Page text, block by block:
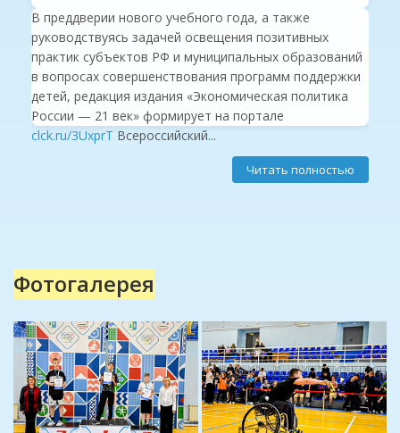
В преддверии нового учебного года, а также
руководствуясь задачей освещения позитивных
практик субъектов РФ и муниципальных образований
в вопросах совершенствования программ поддержки
детей, редакция издания «Экономическая политика
России — 21 век» формирует на портале
clck.ru/3UxprT Всероссийский...
Читать полностью
Фотогалерея